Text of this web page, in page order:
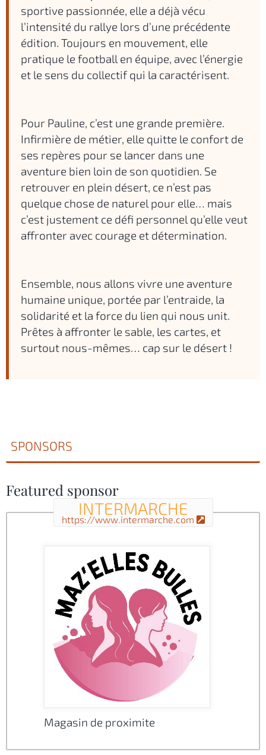
sportive passionnée, elle a déjà vécu
l’intensité du rallye lors d’une précédente
édition. Toujours en mouvement, elle
pratique le football en équipe, avec l’énergie
et le sens du collectif qui la caractérisent.
Pour Pauline, c’est une grande première.
Infirmière de métier, elle quitte le confort de
ses repères pour se lancer dans une
aventure bien loin de son quotidien. Se
retrouver en plein désert, ce n’est pas
quelque chose de naturel pour elle… mais
c’est justement ce défi personnel qu’elle veut
affronter avec courage et détermination.
Ensemble, nous allons vivre une aventure
humaine unique, portée par l’entraide, la
solidarité et la force du lien qui nous unit.
Prêtes à affronter le sable, les cartes, et
surtout nous-mêmes… cap sur le désert !
SPONSORS
Featured sponsor
INTERMARCHE
https://www.intermarche.com
Magasin de proximite